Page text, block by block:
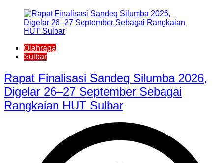
Olahraga
Sulbar
Rapat Finalisasi Sandeq Silumba 2026,
Digelar 26–27 September Sebagai
Rangkaian HUT Sulbar